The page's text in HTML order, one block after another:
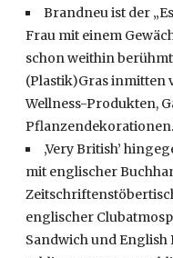
Brandneu ist der
Frau mit einem
schon weithin
(Plastik)Gras inmitten
Wellness-Produkten,
Pflanzendekorationen.
‚Very British’
mit englischer
englischer
Sandwich und English